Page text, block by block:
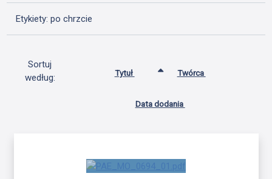
Etykiety: po chrzcie
Sortuj
według:
Tytuł Twórca
Data dodania